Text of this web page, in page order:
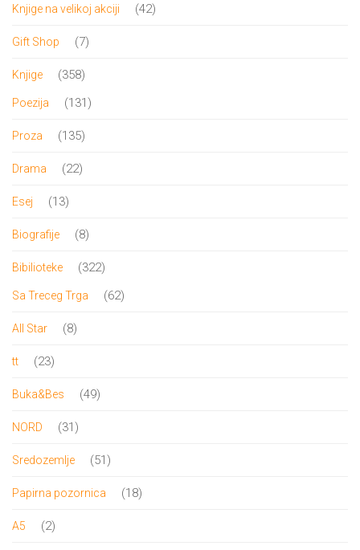
Knjige na velikoj akciji 4242
Gift Shop 77
Knjige 358358
proizvoda
Poezija 131131
Proza 135135
Drama 2222
Esej 1313
Biografije 88
Bibilioteke 322322
proizvoda
Sa Treceg Trga 6262
All Star 88
tt 2323
Buka&Bes 4949
NORD 3131
Sredozemlje 5151
Papirna pozornica 1818
A5 22